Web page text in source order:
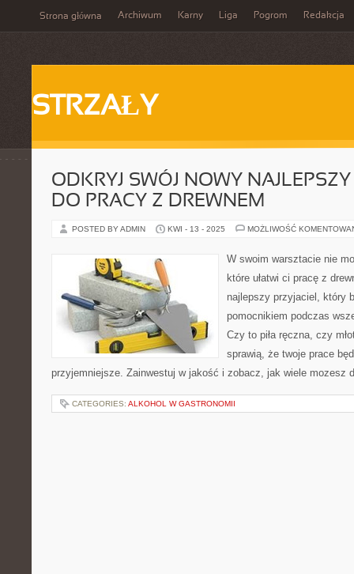
Strona główna Archiwum Karny Liga Pogrom Redakcja
STRZAŁY
ODKRYJ SWÓJ NOWY
DO PRACY Z DREWNEM
POSTED BY ADMIN KWI - 13 - 2025 MOŻLIWOŚĆ
W swoim warsztacie nie
które ułatwi ci pracę z
najlepszy przyjaciel, który
pomocnikiem podczas
Czy to piła ręczna, czy
sprawią, że twoje prace
przyjemniejsze. Zainwestuj w jakość i zobacz, jak wiele mozesz
CATEGORIES: ALKOHOL W GASTRONOMII